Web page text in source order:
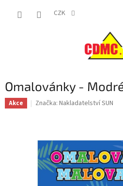
CZK
Omalovánky -
Akce Značka: Nakladatelství SUN